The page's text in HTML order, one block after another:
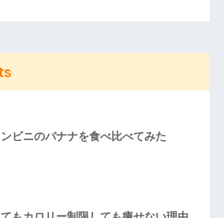
ビニのバナナを食べ比べてみた